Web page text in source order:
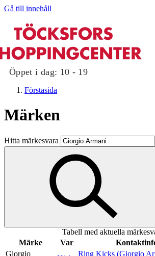
Gå till innehåll
Öppet i dag: 10 - 19
Butiker
Mat och dryck
Evenemang
Erbjudanden
Inspiration
Förstasida
Märken
Hitta märkesvara
Tabell med aktuella
Märke
Var
Giorgio
Ring Kicks (Giorgio